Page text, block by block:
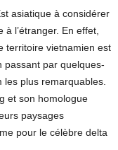
asiatique à considérer
l’étranger. En effet,
territoire vietnamien est
passant par quelques-
plus remarquables.
et son homologue
paysages
pour le célèbre delta